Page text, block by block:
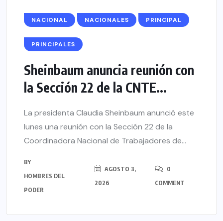
NACIONAL NACIONALES PRINCIPAL
PRINCIPALES
Sheinbaum anuncia reunión con
la Sección 22 de la CNTE...
La presidenta Claudia Sheinbaum anunció este
lunes una reunión con la Sección 22 de la
Coordinadora Nacional de Trabajadores de...
BY
HOMBRES DEL
PODER
AGOSTO 3,
2026
0
COMMENT